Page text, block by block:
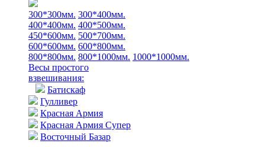
300*300мм. 300*400мм.
400*400мм. 400*500мм.
450*600мм. 500*700мм.
600*600мм. 600*800мм.
800*800мм. 800*1000мм. 1000*1000мм.
Весы простого
взвешивания:
Батискаф
Гулливер
Красная Армия
Красная Армия Супер
Восточный Базар